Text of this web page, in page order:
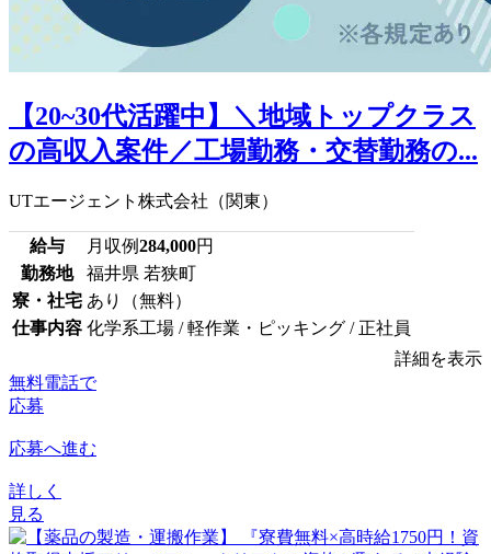
【20~30代活躍中】＼地域トップクラス
の高収入案件／工場勤務・交替勤務の...
UTエージェント株式会社（関東）
給与 月収例284,000円
勤務地
福井県 若狭町
寮・社宅 あり（無料）
仕事内容 化学系工場 / 軽作業・ピッキング / 正社員
詳細を表示
無料電話で
応募
応募へ進む
詳しく
見る